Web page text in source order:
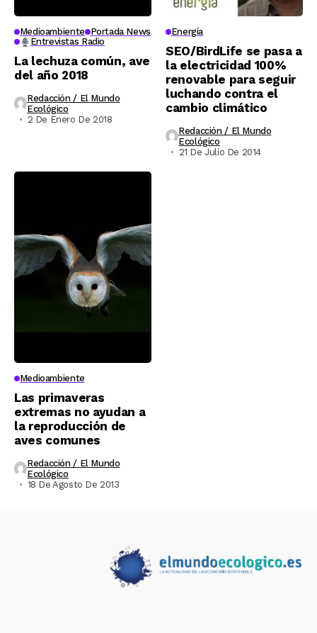
Medioambiente Portada News
Entrevistas Radio
La lechuza común, ave
del año 2018
Redacción / El Mundo
Ecológico
2 De Enero De 2018
Energía
SEO/BirdLife se pasa a
la electricidad 100%
renovable para seguir
luchando contra el
cambio climático
Redacción / El Mundo
Ecológico
21 De Julio De 2014
Medioambiente
Las primaveras
extremas no ayudan a
la reproducción de
aves comunes
Redacción / El Mundo
Ecológico
18 De Agosto De 2013